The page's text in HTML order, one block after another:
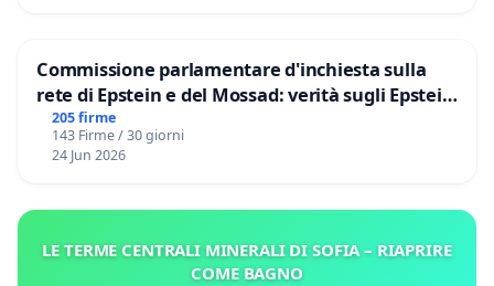
Commissione parlamentare d'inchiesta sulla
rete di Epstein e del Mossad: verità sugli Epstein
Files
205 firme
143 Firme / 30 giorni
24 Jun 2026
LE TERME CENTRALI MINERALI DI SOFIA – RIAPRIRE
COME BAGNO